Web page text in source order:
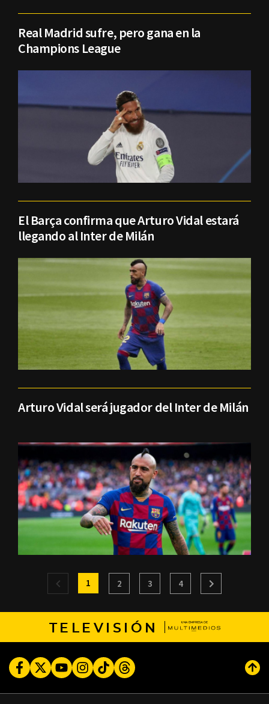
Real Madrid sufre, pero gana en la
Champions League
El Barça confirma que Arturo Vidal estará
llegando al Inter de Milán
Arturo Vidal será jugador del Inter de Milán
1 2 3 4
TELEVISIÓN
FacebookTwitterYoutubeInstagram
TikTokThreads